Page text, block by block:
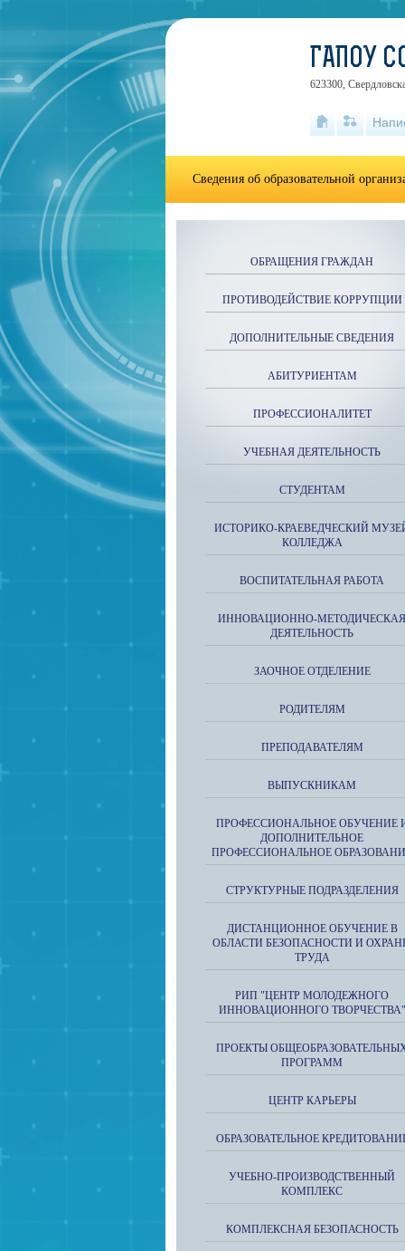
ОБРАЩЕНИЯ ГРАЖДАН
ПРОТИВОДЕЙСТВИЕ КОРРУПЦИИ
ДОПОЛНИТЕЛЬНЫЕ СВЕДЕНИЯ
АБИТУРИЕНТАМ
ПРОФЕССИОНАЛИТЕТ
УЧЕБНАЯ ДЕЯТЕЛЬНОСТЬ
СТУДЕНТАМ
ИСТОРИКО-КРАЕВЕДЧЕСКИЙ
КОЛЛЕДЖА
ВОСПИТАТЕЛЬНАЯ РАБОТА
ИННОВАЦИОННО-МЕТОДИЧЕСКАЯ
ДЕЯТЕЛЬНОСТЬ
ЗАОЧНОЕ ОТДЕЛЕНИЕ
РОДИТЕЛЯМ
ПРЕПОДАВАТЕЛЯМ
ВЫПУСКНИКАМ
ПРОФЕССИОНАЛЬНОЕ ОБУЧЕНИЕ
ДОПОЛНИТЕЛЬНОЕ
ПРОФЕССИОНАЛЬНОЕ
СТРУКТУРНЫЕ ПОДРАЗДЕЛЕНИЯ
ДИСТАНЦИОННОЕ ОБУЧЕНИЕ В
ОБЛАСТИ БЕЗОПАСНОСТИ И
ТРУДА
РИП "ЦЕНТР МОЛОДЕЖНОГО
ИННОВАЦИОННОГО ТВОРЧЕСТВА"
ПРОЕКТЫ
ПРОГРАММ
ЦЕНТР КАРЬЕРЫ
ОБРАЗОВАТЕЛЬНОЕ
УЧЕБНО-ПРОИЗВОДСТВЕННЫЙ
КОМПЛЕКС
КОМПЛЕКСНАЯ БЕЗОПАСНОСТЬ
ГАПОУ
623300,
Сведения об образовательной